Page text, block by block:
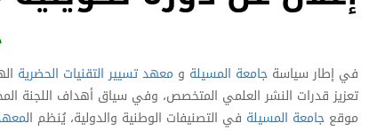
في إطار سياسة جامعة المسيلة و معهد تسيير التقنيات الحضرية
تعزيز قدرات النشر العلمي المتخصص، وفي سياق أهداف اللجنة
موقع جامعة المسيلة في التصنيفات الوطنية والدولية، يُنظم ال